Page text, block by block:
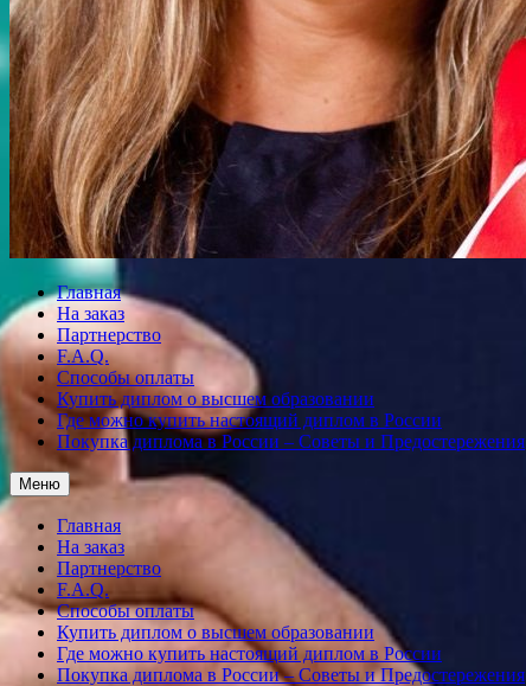
Главная
На заказ
Партнерство
F.A.Q.
Способы оплаты
Купить диплом о высшем образовании
Где можно купить настоящий диплом в России
Покупка диплома в России – Советы и Предостережения
Меню
Главная
На заказ
Партнерство
F.A.Q.
Способы оплаты
Купить диплом о высшем образовании
Где можно купить настоящий диплом в России
Покупка диплома в России – Советы и Предостережения